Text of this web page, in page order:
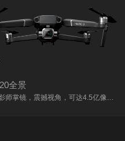
全景
资深摄影师掌镜，震撼视角，可达4.5亿像素。